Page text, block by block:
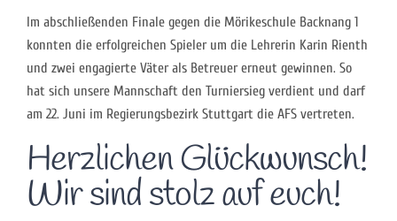
Im abschließenden Finale gegen die Mörikeschule Backnang 1
konnten die erfolgreichen Spieler um die Lehrerin Karin Rienth
und zwei engagierte Väter als Betreuer erneut gewinnen. So
hat sich unsere Mannschaft den Turniersieg verdient und darf
am 22. Juni im Regierungsbezirk Stuttgart die AFS vertreten.
Herzlichen Glückwunsch!
Wir sind stolz auf euch!